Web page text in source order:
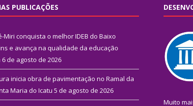
PUBLICAÇÕES
Miri conquista o melhor IDEB do Baixo
e avança na qualidade da educação
6 de agosto de 2026
inicia obra de pavimentação no Ramal da
Maria do Icatu 5 de agosto de 2026
Muito